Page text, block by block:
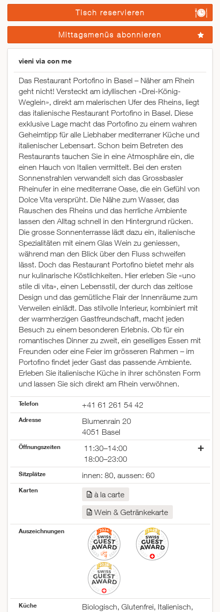
Tisch reservieren
Mittagsmenüs abonnieren
vieni via con me
Das Restaurant Portofino in Basel – Näher am Rhein
geht nicht! Versteckt am idyllischen «Drei-König-
Weglein», direkt am malerischen Ufer des Rheins, liegt
das italienische Restaurant Portofino in Basel. Diese
exklusive Lage macht das Portofino zu einem wahren
Geheimtipp für alle Liebhaber mediterraner Küche und
italienischer Lebensart. Schon beim Betreten des
Restaurants tauchen Sie in eine Atmosphäre ein, die
einen Hauch von Italien vermittelt. Bei den ersten
Sonnenstrahlen verwandelt sich das Grossbasler
Rheinufer in eine mediterrane Oase, die ein Gefühl von
Dolce Vita versprüht. Die Nähe zum Wasser, das
Rauschen des Rheins und das herrliche Ambiente
lassen den Alltag schnell in den Hintergrund rücken.
Die grosse Sonnenterrasse lädt dazu ein, italienische
Spezialitäten mit einem Glas Wein zu geniessen,
während man den Blick über den Fluss schweifen
lässt. Doch das Restaurant Portofino bietet mehr als
nur kulinarische Köstlichkeiten. Hier erleben Sie «uno
stile di vita», einen Lebensstil, der durch das zeitlose
Design und das gemütliche Flair der Innenräume zum
Verweilen einlädt. Das stilvolle Interieur, kombiniert mit
der warmherzigen Gastfreundschaft, macht jeden
Besuch zu einem besonderen Erlebnis. Ob für ein
romantisches Dinner zu zweit, ein geselliges Essen mit
Freunden oder eine Feier im grösseren Rahmen – im
Portofino findet jeder Gast das passende Ambiente.
Erleben Sie italienische Küche in ihrer schönsten Form
und lassen Sie sich direkt am Rhein verwöhnen.
Telefon +41 61 261 54 42
Adresse
Blumenrain 20
4051 Basel
Öffnungszeiten
11:30–14:00
18:00–23:00
Montag
Donnerstag
geschlossen
11:30–14:00
18:00–23:00
18:00–23:00
11:30–14:00
18:00–23:00
11:30–14:00
18:00–23:00
18:00–23:00
geschlossen
Sitzplätze innen: 80, aussen: 60
Karten
à la carte
Wein & Getränkekarte
Auszeichnungen
Küche
Biologisch, Glutenfrei, Italienisch,